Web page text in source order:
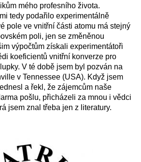
mého profesního života.
tedy podařilo experimentálně
pole ve vnitřní části atomu má stejný
poli, jen se změněnou
výpočtům získali experimentátoři
koeficientů vnitřní konverze pro
V té době jsem byl pozván na
v Tennessee (USA). Když jsem
a řekl, že zájemcům naše
pošlu, přicházeli za mnou i vědci
jsem znal třeba jen z literatury.